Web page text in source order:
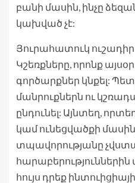
բանի մասին, ինչը
կախված չէ:
Յուրահատուկ ուշադիր
Կշեռքները, որոնք
գործարքներ կնքել:
մանրուքներն ու
ընդունել: Այնտեղ,
կամ ունեցվածքի
տպավորությանը
հույս դրեք